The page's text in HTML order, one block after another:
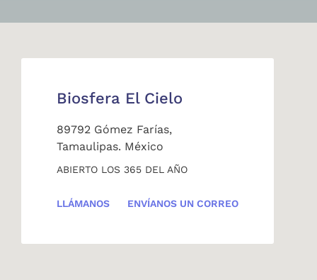
Biosfera El Cielo
89792 Gómez Farías,
Tamaulipas. México
ABIERTO LOS 365 DEL AÑO
LLÁMANOS ENVÍANOS UN CORREO